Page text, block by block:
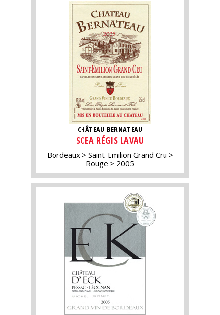
CHÂTEAU BERNATEAU
SCEA RÉGIS LAVAU
Bordeaux
Saint-Emilion Grand Cru
Rouge
2005